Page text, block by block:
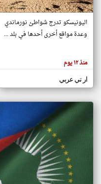
هنا عن
وجهة
كاتبيها.
اليونيسكو تدرج شواطئ نورماندي
وعدة مواقع أخرى أحدها في بلد ...
منذ ١٢ يوم
ار تي عربي